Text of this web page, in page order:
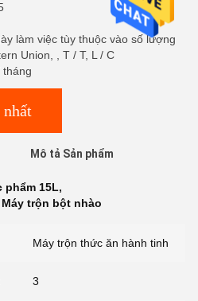
làm việc tùy thuộc vào số lượng
Union, , T / T, L / C
tháng
Mô tả Sản phẩm
phẩm 15L,
Máy trộn bột nhào
Máy trộn thức ăn hành tinh
3